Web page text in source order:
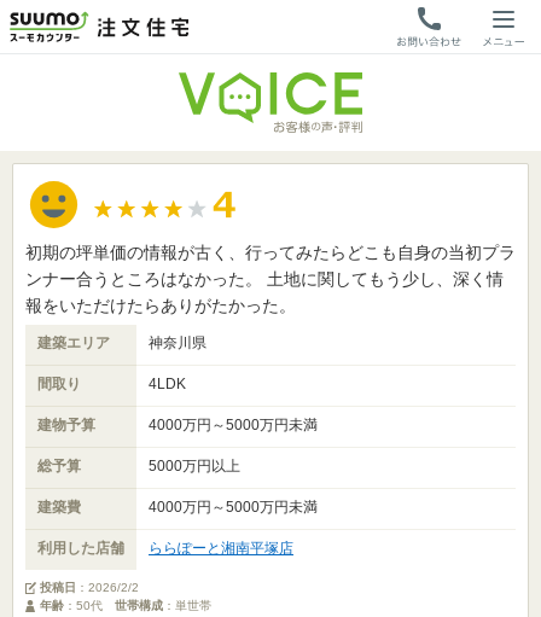
初期の坪単価の情報が古く、行ってみたらどこも自身の当初プラ
ンナー合うところはなかった。 土地に関してもう少し、深く情
報をいただけたらありがたかった。
建築エリア 神奈川県
間取り 4LDK
建物予算 4000万円～5000万円未満
総予算 5000万円以上
建築費 4000万円～5000万円未満
利用した店舗 ららぽーと湘南平塚店
投稿日 ： 2026/2/2
年齢 ：50代 世帯構成 ：単世帯